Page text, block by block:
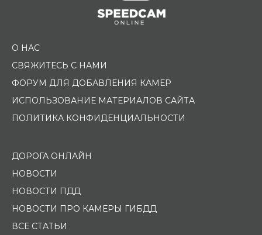
О НАС
СВЯЖИТЕСЬ С НАМИ
ФОРУМ ДЛЯ ДОБАВЛЕНИЯ КАМЕР
ИСПОЛЬЗОВАНИЕ МАТЕРИАЛОВ САЙТА
ПОЛИТИКА КОНФИДЕНЦИАЛЬНОСТИ
ДОРОГА ОНЛАЙН
НОВОСТИ
НОВОСТИ ПДД
НОВОСТИ ПРО КАМЕРЫ ГИБДД
ВСЕ СТАТЬИ